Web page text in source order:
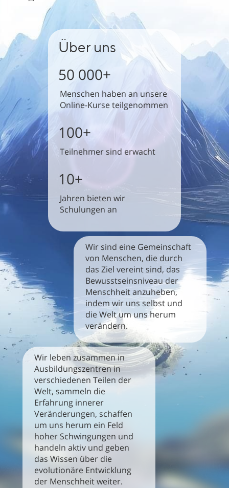
Über uns
50 000+
Menschen haben an unsere
Online-Kurse teilgenommen
100+
Teilnehmer sind erwacht
10+
Jahren bieten wir
Schulungen an
Wir sind eine Gemeinschaft
von Menschen, die durch
das Ziel vereint sind, das
Bewusstseinsniveau der
Menschheit anzuheben,
indem wir uns selbst und
die Welt um uns herum
verändern.
Wir leben zusammen in
Ausbildungszentren in
verschiedenen Teilen der
Welt, sammeln die
Erfahrung innerer
Veränderungen, schaffen
um uns herum ein Feld
hoher Schwingungen und
handeln aktiv und geben
das Wissen über die
evolutionäre Entwicklung
der Menschheit weiter.